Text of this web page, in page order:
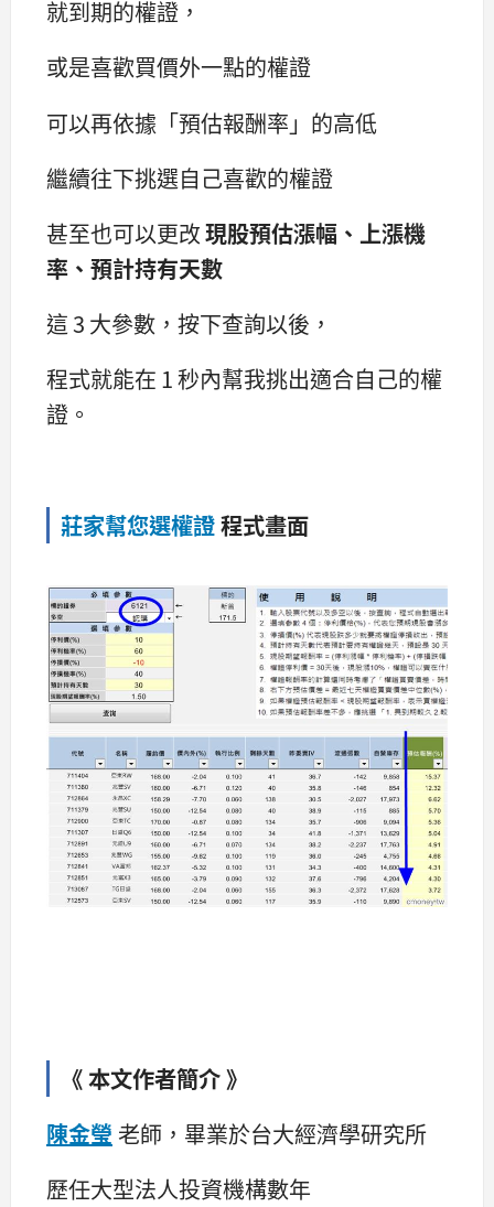
就到期的權證，
或是喜歡買價外一點的權證
可以再依據「預估報酬率」的高低
繼續往下挑選自己喜歡的權證
甚至也可以更改現股預估漲幅、上漲機
率、預計持有天數
這 3 大參數，按下查詢以後，
程式就能在 1 秒內幫我挑出適合自己的權
證。
莊家幫您選權證程式畫面
《 本文作者簡介 》
陳金瑩 老師，畢業於台大經濟學研究所
歷任大型法人投資機構數年